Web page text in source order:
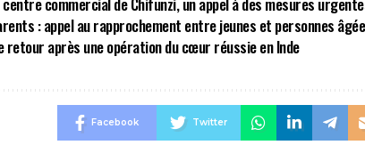
: appel au rapprochement entre jeunes et personnes
retour après une opération du cœur réussie en Inde
Facebook Twitter